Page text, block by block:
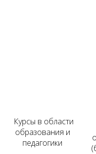
Курсы в области
образования и
педагогики